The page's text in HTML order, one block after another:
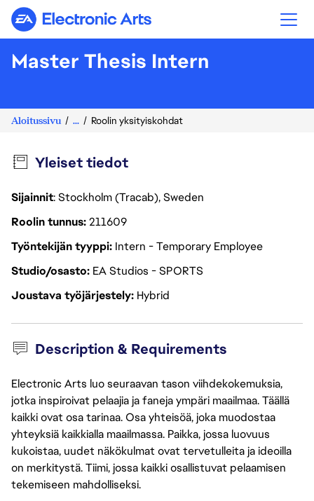
Electronic Arts
Master Thesis Intern
Aloitussivu ... Roolin yksityiskohdat
Yleiset tiedot
Sijainnit: Stockholm (Tracab), Sweden
Roolin tunnus211609
Työntekijän tyyppi Intern - Temporary Employee
Studio/osasto EA Studios - SPORTS
Joustava työjärjestely Hybrid
Description & Requirements
Electronic Arts luo seuraavan tason viihdekokemuksia,
jotka inspiroivat pelaajia ja faneja ympäri maailmaa. Täällä
kaikki ovat osa tarinaa. Osa yhteisöä, joka muodostaa
yhteyksiä kaikkialla maailmassa. Paikka, jossa luovuus
kukoistaa, uudet näkökulmat ovat tervetulleita ja ideoilla
on merkitystä. Tiimi, jossa kaikki osallistuvat pelaamisen
tekemiseen mahdolliseksi.